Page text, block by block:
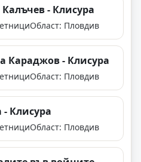
- Клисура
Област: Пловдив
Караджов - Клисура
Област: Пловдив
Клисура
Област: Пловдив